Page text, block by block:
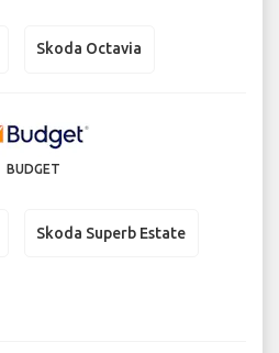
Skoda Octavia
BUDGET
Skoda Superb Estate